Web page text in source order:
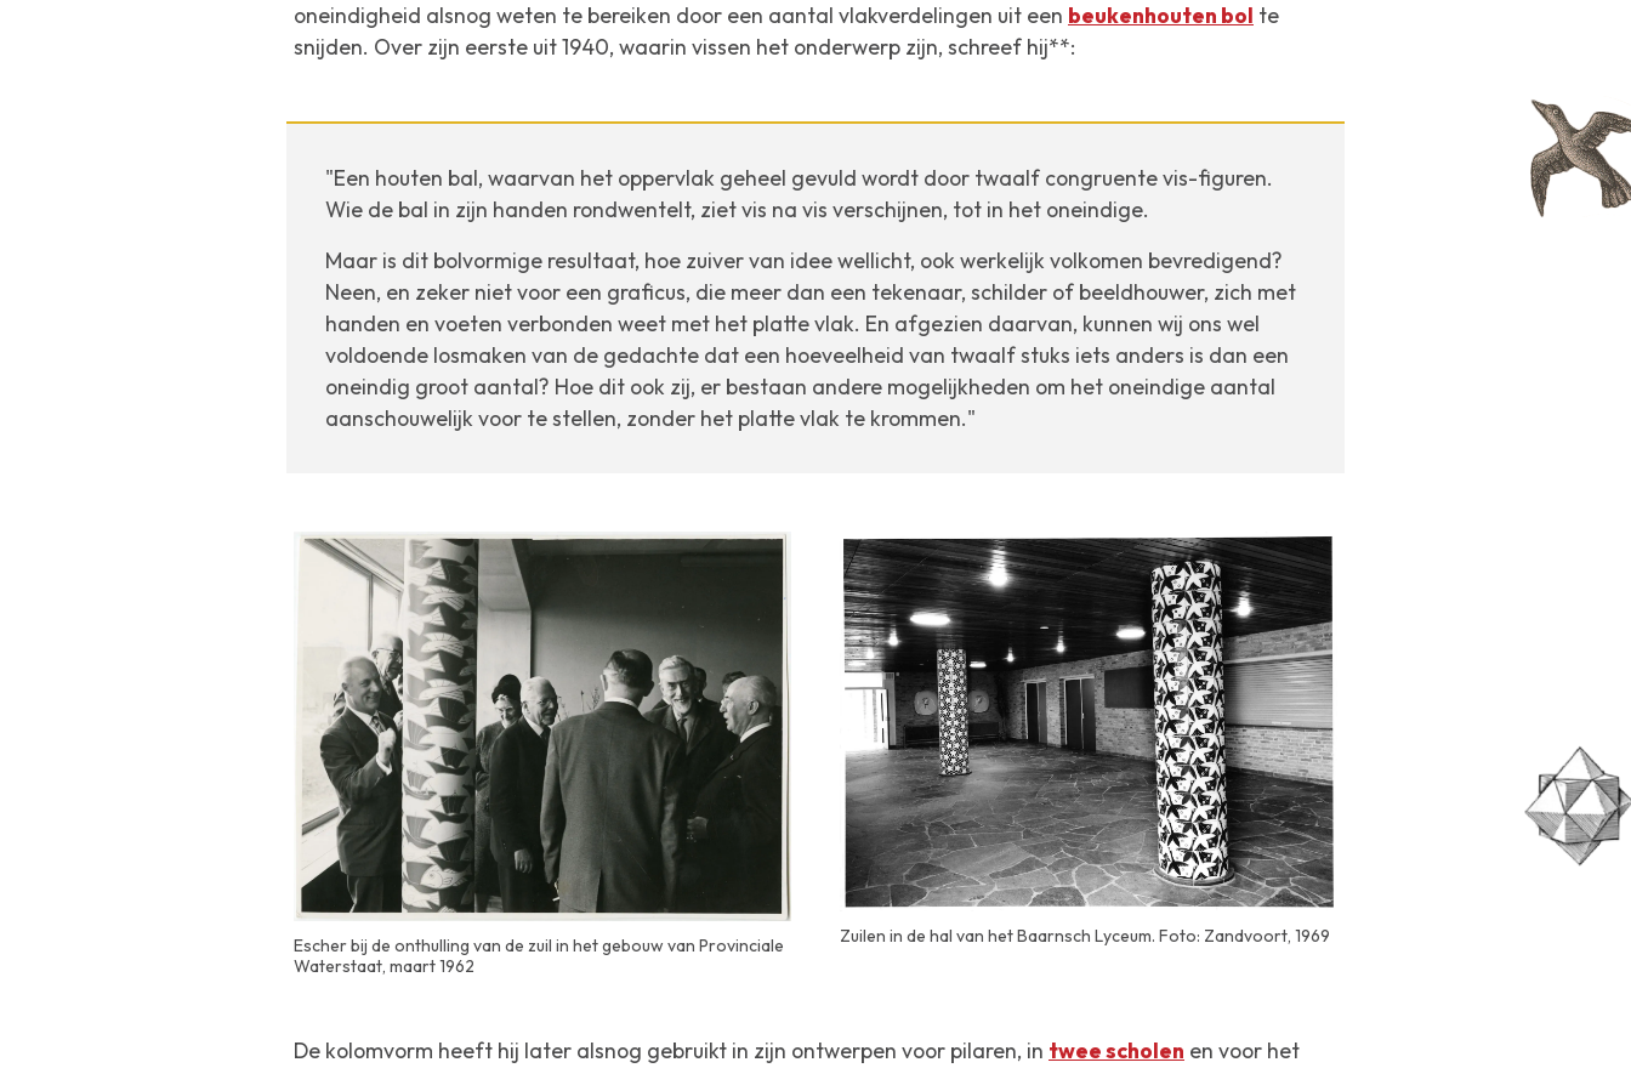
oneindigheid alsnog weten te bereiken door een aantal vlakverdelingen uit een beukenhouten bol te
snijden. Over zijn eerste uit 1940, waarin vissen het onderwerp zijn, schreef hij**:
"Een houten bal, waarvan het oppervlak geheel gevuld wordt door twaalf congruente vis-figuren.
Wie de bal in zijn handen rondwentelt, ziet vis na vis verschijnen, tot in het oneindige.
Maar is dit bolvormige resultaat, hoe zuiver van idee wellicht, ook werkelijk volkomen bevredigend?
Neen, en zeker niet voor een graficus, die meer dan een tekenaar, schilder of beeldhouwer, zich met
handen en voeten verbonden weet met het plattevlak. En afgezien daarvan, kunnen wij ons wel
voldoende losmaken van de gedachte dat een hoeveelheid van twaalf stuks iets anders is dan een
oneindig groot aantal? Hoe dit ook zij, er bestaan andere mogelijkheden om het oneindige aantal
aanschouwelijk voor te stellen, zonder het platte vlak te krommen."
Escher bij de onthulling van de zuil in het gebouw van Provinciale
Waterstaat, maart 1962
Zuilen in de hal van het Baarnsch Lyceum. Foto: Zandvoort, 1969
De kolomvorm heeft hij later alsnog gebruikt in zijn ontwerpen voor pilaren, in twee scholen en voor het